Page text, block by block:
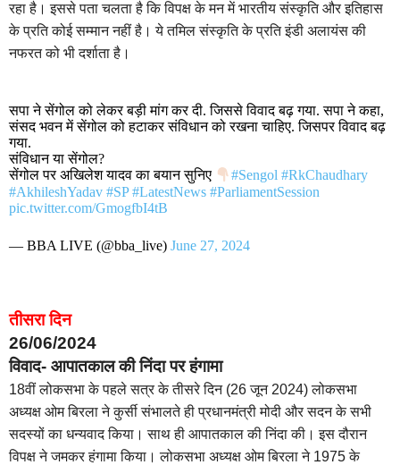
रहा है। इससे पता चलता है कि विपक्ष के मन में भारतीय संस्कृति और इतिहास
के प्रति कोई सम्मान नहीं है। ये तमिल संस्कृति के प्रति इंडी अलायंस की
नफरत को भी दर्शाता है।
सपा ने सेंगोल को लेकर बड़ी मांग कर दी. जिससे विवाद बढ़ गया. सपा ने कहा,
संसद भवन में सेंगोल को हटाकर संविधान को रखना चाहिए. जिसपर विवाद बढ़
गया.
संविधान या सेंगोल?
सेंगोल पर अखिलेश यादव का बयान सुनिए
#Sengol #RkChaudhary
#AkhileshYadav #SP #LatestNews #ParliamentSession
pic.twitter.com/GmogfbI4tB
— BBA LIVE (@bba_live) June 27, 2024
तीसरा दिन
26/06/2024
विवाद- आपातकाल की निंदा पर हंगामा
18वीं लोकसभा के पहले सत्र के तीसरे दिन (26 जून 2024) लोकसभा
अध्यक्ष ओम बिरला ने कुर्सी संभालते ही प्रधानमंत्री मोदी और सदन के सभी
सदस्यों का धन्यवाद किया। साथ ही आपातकाल की निंदा की। इस दौरान
विपक्ष ने जमकर हंगामा किया। लोकसभा अध्यक्ष ओम बिरला ने 1975 के